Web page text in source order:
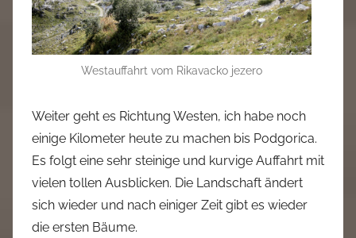
Westauffahrt vom Rikavacko jezero
Weiter geht es Richtung Westen, ich habe noch
einige Kilometer heute zu machen bis Podgorica.
Es folgt eine sehr steinige und kurvige Auffahrt mit
vielen tollen Ausblicken. Die Landschaft ändert
sich wieder und nach einiger Zeit gibt es wieder
die ersten Bäume.